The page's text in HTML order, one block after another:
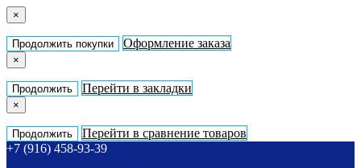
×
Продолжить покупки Оформление заказа
×
Продолжить Перейти в закладки
×
Продолжить
Перейти в сравнение товаров
+7 (916) 458-93-39